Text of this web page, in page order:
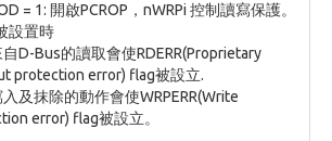
= 1: 開啟PCROP，nWRPi 控制讀寫保護。
設置時
D-Bus的讀取會使RDERR(Proprietary
protection error) flag被設立.
及抹除的動作會使WRPERR(Write
error) flag被設立。